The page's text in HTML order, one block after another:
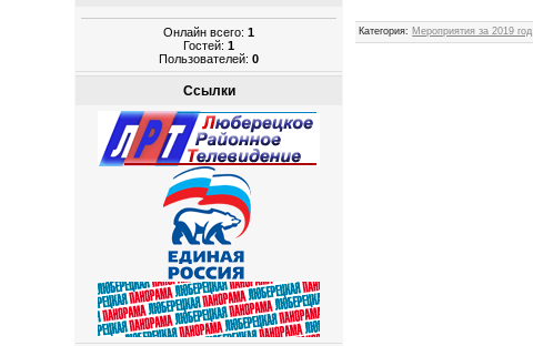
Онлайн всего:1
Гостей:1
Пользователей:0
Ссылки
Категория: Мероприятия за 2019 год